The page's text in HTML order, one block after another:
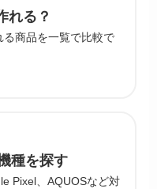
れる？
る商品を一覧で比較で
種を探す
Pixel、AQUOSなど対